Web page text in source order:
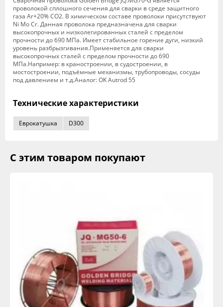
проволокой сплошного сечения для сварки в среде защитного
газа Ar+20% CO2. В химическом составе проволоки присутствуют
Ni Mo Cr. Данная проволока предназначена для сварки
высокопрочных и низколегированных сталей с пределом
прочности до 690 МПа. Имеет стабильное горение дуги, низкий
уровень разбрызгивания.Применяется для сварки
высокопрочных сталей с пределом прочности до 690
МПа.Например: в краностроении, в судостроении, в
мостостроении, подъёмные механизмы, трубопроводы, сосуды
под давлением и т.д.Аналог: OK Autrod 55
Технические характеристики
Еврокатушка D300
С этим товаром покупают